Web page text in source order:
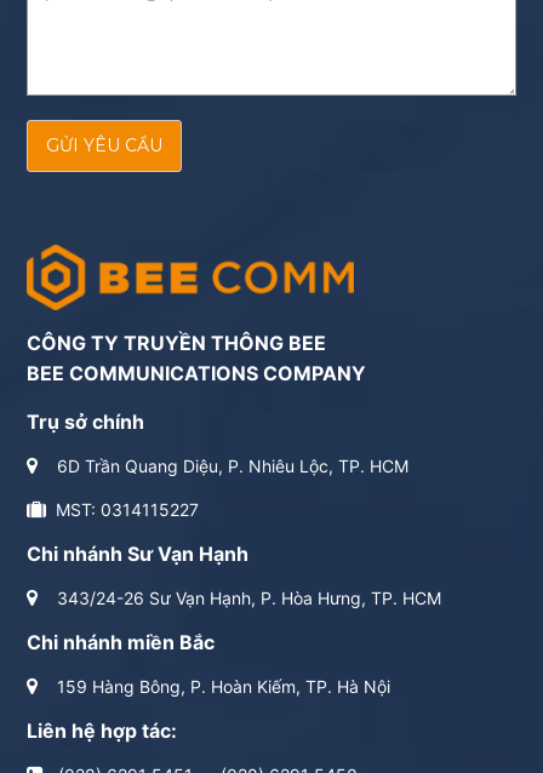
GỬI YÊU CẦU
CÔNG TY TRUYỀN THÔNG BEE
BEE COMMUNICATIONS COMPANY
Trụ sở chính
6D Trần Quang Diệu, P. Nhiêu Lộc, TP. HCM
MST: 0314115227
Chi nhánh Sư Vạn Hạnh
343/24-26 Sư Vạn Hạnh, P. Hòa Hưng, TP. HCM
Chi nhánh miền Bắc
159 Hàng Bông, P. Hoàn Kiếm, TP. Hà Nội
Liên hệ hợp tác: